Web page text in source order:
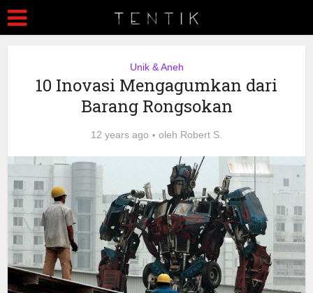
Unik & Aneh
10 Inovasi Mengagumkan dari
Barang Rongsokan
12 years ago oleh Robert S.